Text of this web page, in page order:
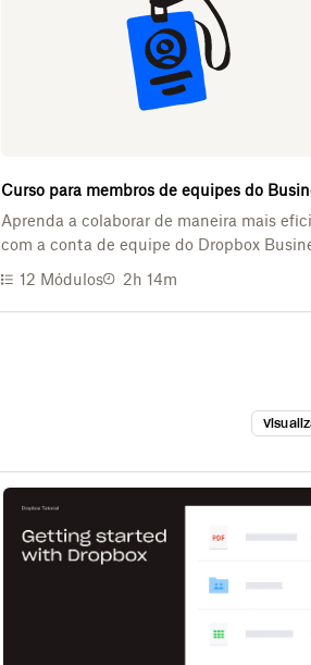
Curso para membros de equipes do
Aprenda a colaborar de maneira mais
com a conta de equipe do Dropbox
12 Módulos 2h 14m